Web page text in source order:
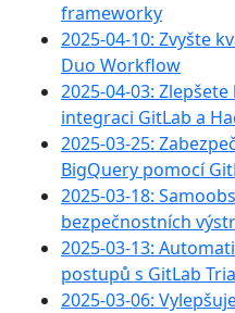
frameworky
2025-04-10: Zvyšte
Duo Workflow
2025-04-03:
integraci GitLab a
2025-03-25:
BigQuery pomocí
2025-03-18:
bezpečnostních
2025-03-13:
postupů s GitLab
2025-03-06: